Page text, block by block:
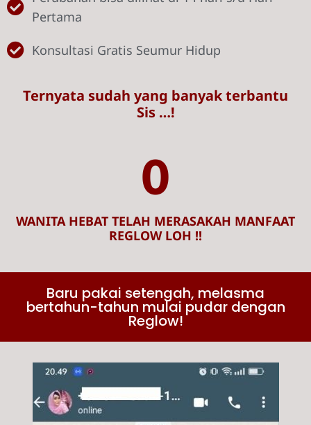
Pertama
Konsultasi Gratis Seumur Hidup
Ternyata sudah yang banyak terbantu
Sis …!
0
WANITA HEBAT TELAH MERASAKAH MANFAAT
REGLOW LOH !!
Baru pakai setengah, melasma
bertahun-tahun mulai pudar dengan
Reglow!